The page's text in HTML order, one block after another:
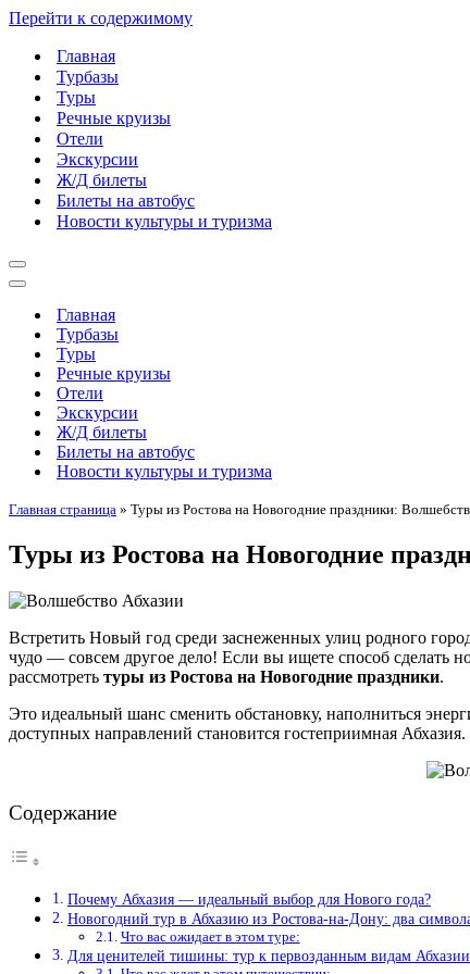
Перейти к содержимому
Главная
Турбазы
Туры
Речные круизы
Отели
Экскурсии
Ж/Д билеты
Билеты на автобус
Новости культуры и туризма
Меню
навигации
Меню
навигацииГлавная
Турбазы
Туры
Речные круизы
Отели
Экскурсии
Ж/Д билеты
Билеты на автобус
Новости культуры и туризма
Главная страница » Туры из Ростова на Новогодние праздники:
Туры из Ростова на Новогодние
Встретить Новый год среди заснеженных улиц родного
чудо — совсем другое дело! Если вы ищете способ сделать
рассмотреть туры из Ростова на Новогодние праздники.
Это идеальный шанс сменить обстановку, наполниться
доступных направлений становится гостеприимная Абхазия.
Содержание
Почему Абхазия — идеальный выбор для Нового года?
Новогодний тур в Абхазию из Ростова-на-Дону: два
Что вас ожидает в этом туре:
Для ценителей тишины: тур к первозданным видам Абхазии